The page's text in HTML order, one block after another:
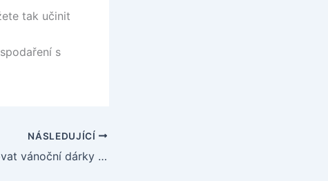
tak učinit
s
NÁSLEDUJÍCÍ
🎅 Jak financovat vánoční dárky bez stresu: půjčky, rozpočet a chytrá řešení pro klidné svátky